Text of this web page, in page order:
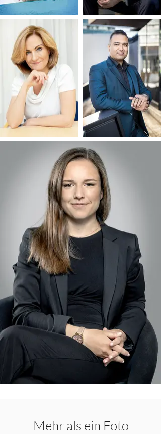
Mehr als ein Foto